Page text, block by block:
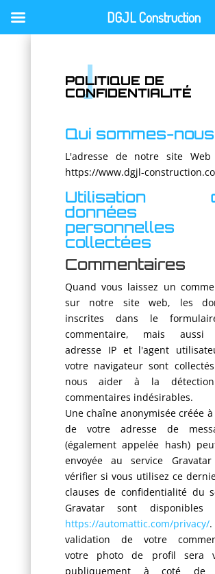
POLITIQUE DE
CONFIDENTIALITÉ
Qui sommes-
L'adresse de notre site
https://www.dgjl-
Utilisation
données
personnelles
collectées
Commentaires
Quand vous laissez un
sur notre site web, les
inscrites dans le
commentaire, mais aussi
adresse IP et l'agent
votre navigateur sont
nous aider à la
commentaires indésirables.
Une chaîne anonymisée créée
de votre adresse de
(également appelée hash)
envoyée au service
vérifier si vous utilisez ce
clauses de confidentialité du
Gravatar sont
https://automattic.com/privacy/.
validation de votre
votre photo de profil sera
publiquement à coté de
DGJL Construction